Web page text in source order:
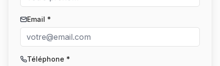
Email *
Téléphone *